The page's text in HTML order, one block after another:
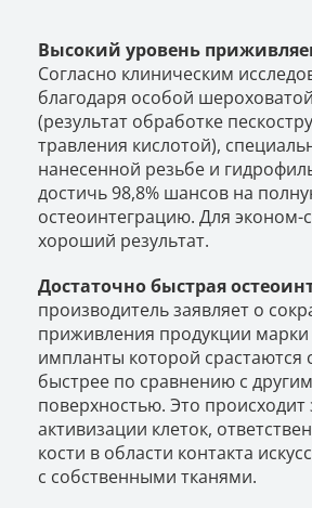
Высокий уровень
Согласно клиническим
благодаря особой
(результат обработке
травления кислотой),
нанесенной резьбе и
достичь 98,8% шансов на
остеоинтеграцию. Для эконом-
хороший результат.
Достаточно быстрая
производитель заявляет о
приживления продукции марки
импланты которой срастаются
быстрее по сравнению с
поверхностью. Это происходит
активизации клеток,
кости в области контакта
с собственными тканями.